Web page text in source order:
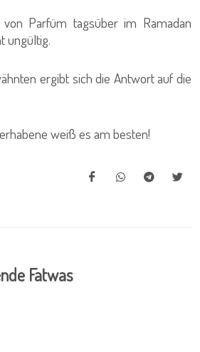
Parfüm tagsüber im Ramadan
ungültig.
ergibt sich die Antwort auf die
weiß es am besten!
Fatwas